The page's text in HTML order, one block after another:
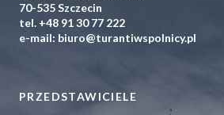
70-535 Szczecin
tel. +48 91 30 77 222
e-mail: biuro@turantiwspolnicy.pl
PRZEDSTAWICIELE